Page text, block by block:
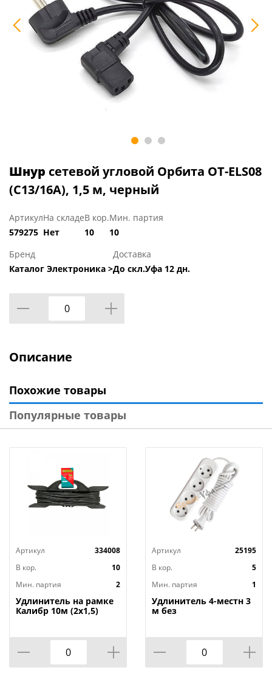
Шнур сетевой угловой Орбита OT-ELS08
(С13/16А), 1,5 м, черный
Артикул
579275
На складе
Нет
В кор.
10
Мин. партия
10
Бренд
Каталог Электроника >
Доставка
До скл.Уфа 12 дн.
Описание
Похожие товары
Популярные товары
Артикул
334008
В кор.
10
Мин. партия
2
Удлинитель на рамке
Калибр 10м (2х1,5)
Артикул
25195
В кор.
5
Мин. партия
1
Удлинитель 4-местн 3
м без
1/40